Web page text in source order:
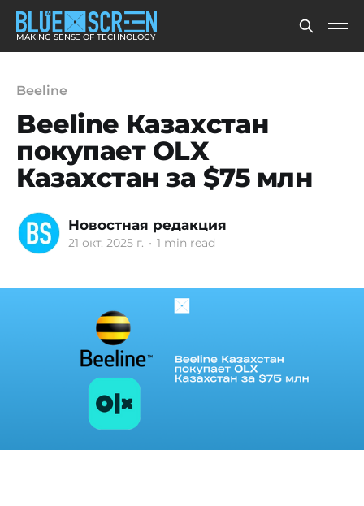
MAKING SENSE OF TECHNOLOGY
Beeline
Beeline Казахстан
покупает OLX
Казахстан за $75 млн
Новостная редакция
21 окт. 2025 г. • 1 min read